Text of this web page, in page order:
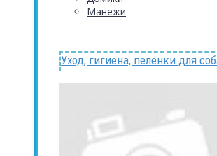
Манежи
Уход, гигиена, пеленки для